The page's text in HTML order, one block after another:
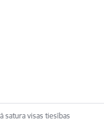
satura visas tiesības